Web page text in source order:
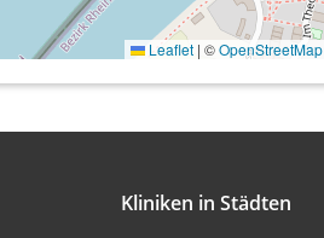
Leaflet | ©OpenStreetMap
Kliniken in Städten